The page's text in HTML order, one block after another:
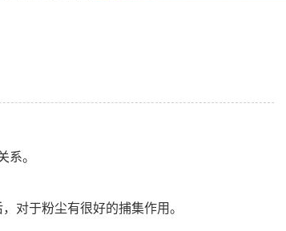
系。
对于粉尘有很好的捕集作用。